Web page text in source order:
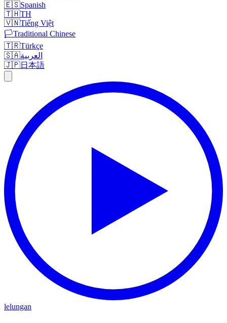
🇪🇸Spanish
🇹🇭TH
🇻🇳Tiếng Việt
🏳️Traditional Chinese
🇹🇷Türkçe
🇸🇦العربية
🇯🇵日本語
lelungan